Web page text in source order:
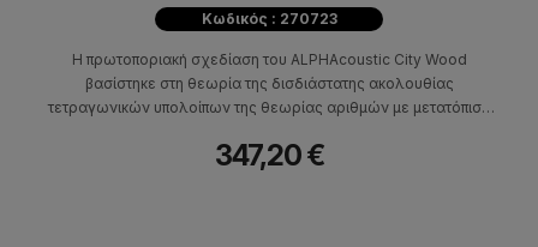
Κωδικός : 270723
Η πρωτοποριακή σχεδίαση του ALPHAcoustic City Wood
βασίστηκε στη θεωρία της δισδιάστατης ακολουθίας
τετραγωνικών υπολοίπων της θεωρίας αριθμών με μετατόπιση
347,20 €